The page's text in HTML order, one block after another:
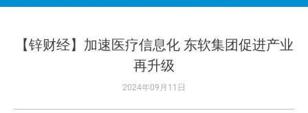
【锌财经】加速医疗信息化 东软集团促进产业
再升级
2024年09月11日